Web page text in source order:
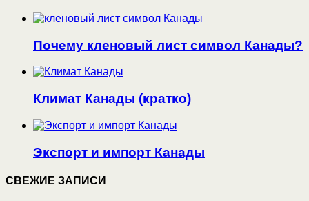
Почему кленовый лист символ Канады?
Климат Канады (кратко)
Экспорт и импорт Канады
СВЕЖИЕ ЗАПИСИ